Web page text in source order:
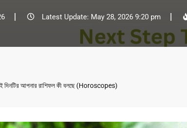
Latest Update: May 28, 2026 9:20 pm
আপনার রাশিফল কী বলছে (Horoscopes)